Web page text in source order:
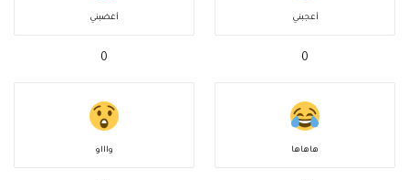
أعجبني
0
أغضبني
0
هاهاها واااو